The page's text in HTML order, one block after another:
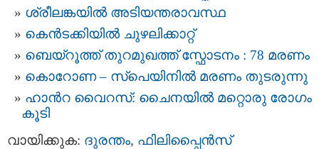
ശ്രീലങ്കയിൽ അടിയന്തരാവസ്ഥ
കെൻടക്കിയിൽ ചുഴലിക്കാറ്റ്
ബെയ്​റൂത്ത് തുറമുഖത്ത് സ്ഫോടനം : 78 മരണം
കൊറോണ – സ്പെയിനിൽ മരണം തുടരുന്നു
ഹാൻറ വൈറസ്: ചൈനയില്‍ മറ്റൊരു രോഗം
കൂടി
വായിക്കുക: ദുരന്തം, ഫിലിപ്പൈന്‍സ്‌